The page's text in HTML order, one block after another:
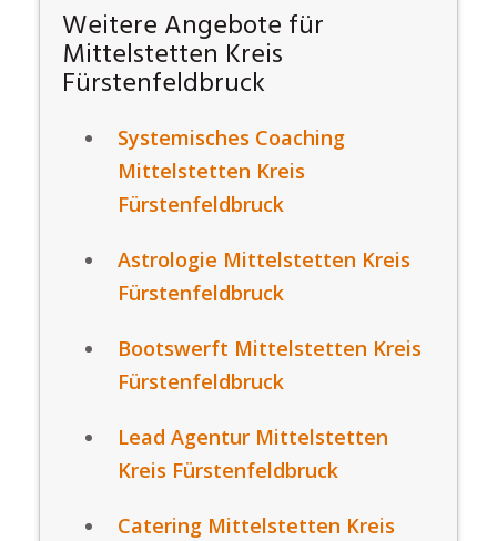
Weitere Angebote für
Mittelstetten Kreis
Fürstenfeldbruck
Systemisches Coaching
Mittelstetten Kreis
Fürstenfeldbruck
Astrologie Mittelstetten Kreis
Fürstenfeldbruck
Bootswerft Mittelstetten Kreis
Fürstenfeldbruck
Lead Agentur Mittelstetten
Kreis Fürstenfeldbruck
Catering Mittelstetten Kreis